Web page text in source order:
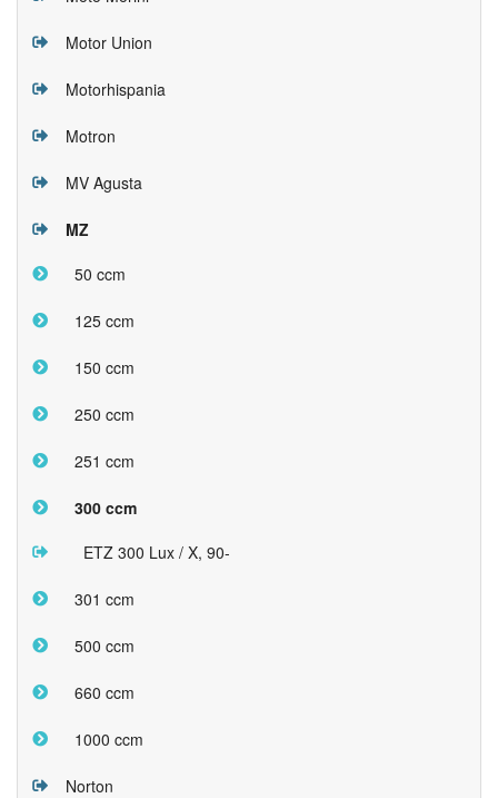
Motor Union
Motorhispania
Motron
MV Agusta
MZ
50 ccm
125 ccm
150 ccm
250 ccm
251 ccm
300 ccm
ETZ 300 Lux / X, 90-
301 ccm
500 ccm
660 ccm
1000 ccm
Norton